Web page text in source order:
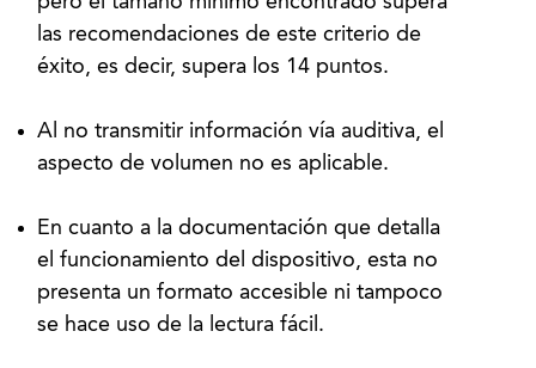
las recomendaciones de este criterio de
éxito, es decir, supera los 14 puntos.
Al no transmitir información vía auditiva, el
aspecto de volumen no es aplicable.
En cuanto a la documentación que detalla
el funcionamiento del dispositivo, esta no
presenta un formato accesible ni tampoco
se hace uso de la lectura fácil.